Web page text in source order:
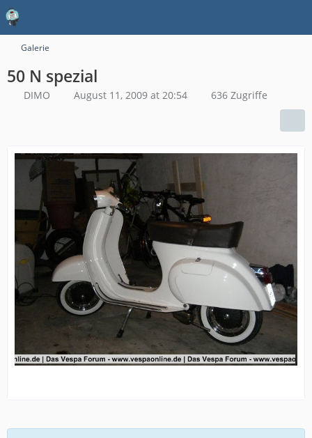
Galerie
50 N spezial
DIMO August 11, 2009 at 20:54 636 Zugriffe